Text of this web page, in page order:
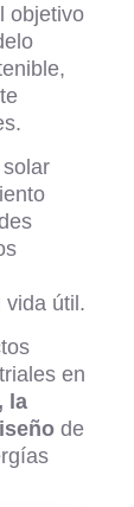
objetivo
vida útil.
en
la
de